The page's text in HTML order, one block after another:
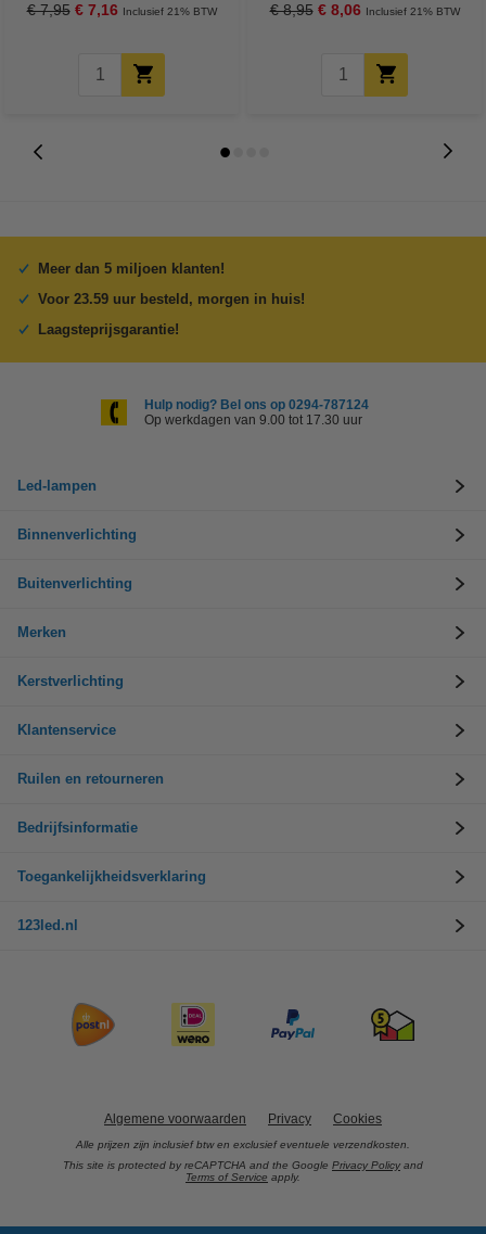
€ 7,95 € 7,16 Inclusief 21% BTW € 8,95 € 8,06 Inclusief 21% BTW
Meer dan 5 miljoen klanten!
Voor 23.59 uur besteld, morgen in huis!
Laagsteprijsgarantie!
Hulp nodig? Bel ons op 0294-787124
Op werkdagen van 9.00 tot 17.30 uur
Led-lampen
Binnenverlichting
Buitenverlichting
Merken
Kerstverlichting
Klantenservice
Ruilen en retourneren
Bedrijfsinformatie
Toegankelijkheidsverklaring
123led.nl
Algemene voorwaarden Privacy Cookies
Alle prijzen zijn inclusief btw en exclusief eventuele verzendkosten.
This site is protected by reCAPTCHA and the Google Privacy Policy and
Terms of Service apply.